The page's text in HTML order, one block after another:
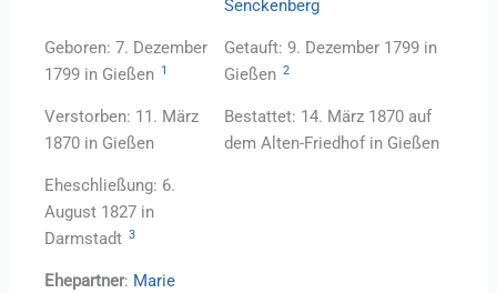
Senckenberg
Geboren: 7. Dezember
1799 in Gießen 1
Getauft: 9. Dezember 1799 in
Gießen 2
Verstorben: 11. März
1870 in Gießen
Bestattet: 14. März 1870 auf
dem Alten-Friedhof in Gießen
Eheschließung: 6.
August 1827 in
Darmstadt 3
Ehepartner: Marie